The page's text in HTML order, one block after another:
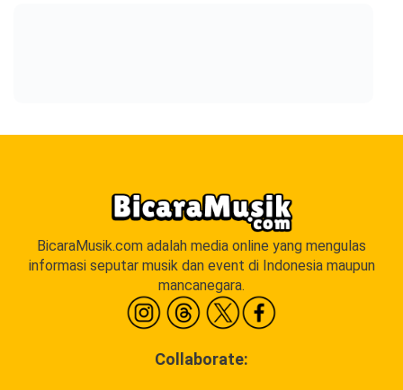
BicaraMusik.com adalah media online yang mengulas
informasi seputar musik dan event di Indonesia maupun
mancanegara.
Collaborate: